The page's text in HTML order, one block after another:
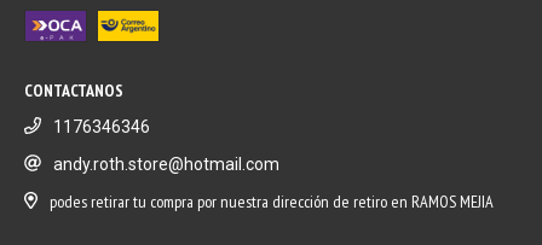
CONTACTANOS
1176346346
andy.roth.store@hotmail.com
podes retirar tu compra por nuestra dirección de retiro en RAMOS MEJIA